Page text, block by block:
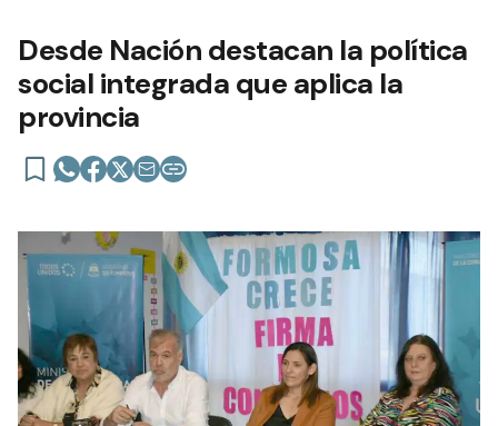
Desde Nación destacan la política
social integrada que aplica la
provincia